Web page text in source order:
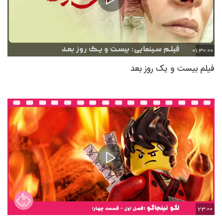
01:30:00
فیلم بیست و یک روز بعد
23:00